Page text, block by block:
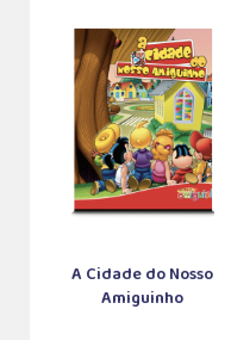
A Cidade do Nosso
Amiguinho